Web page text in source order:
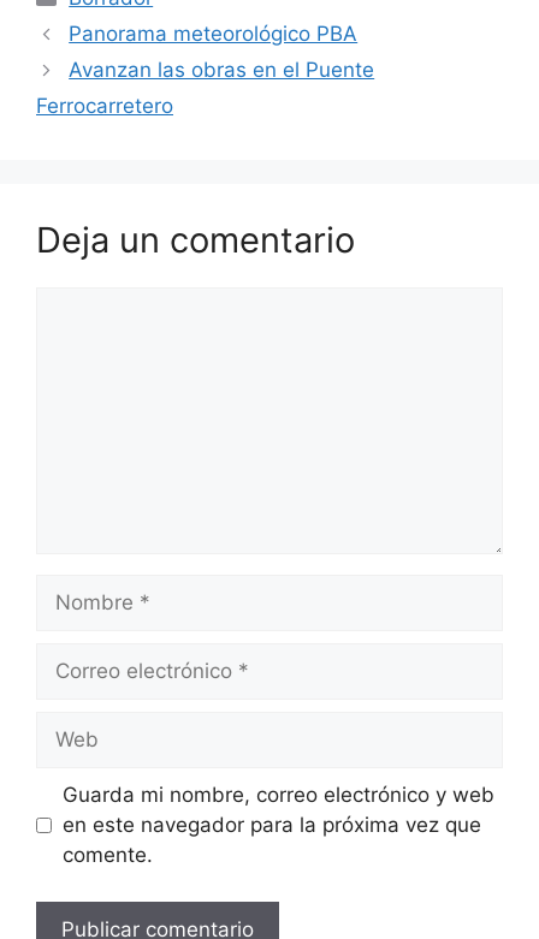
Panorama meteorológico PBA
Avanzan las obras en el Puente
Ferrocarretero
Deja un comentario
Nombre
Correo
Web
Guarda mi nombre, correo electrónico y web
en este navegador para la próxima vez que
comente.